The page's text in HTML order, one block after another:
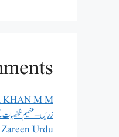
M M
Zareen Urdu